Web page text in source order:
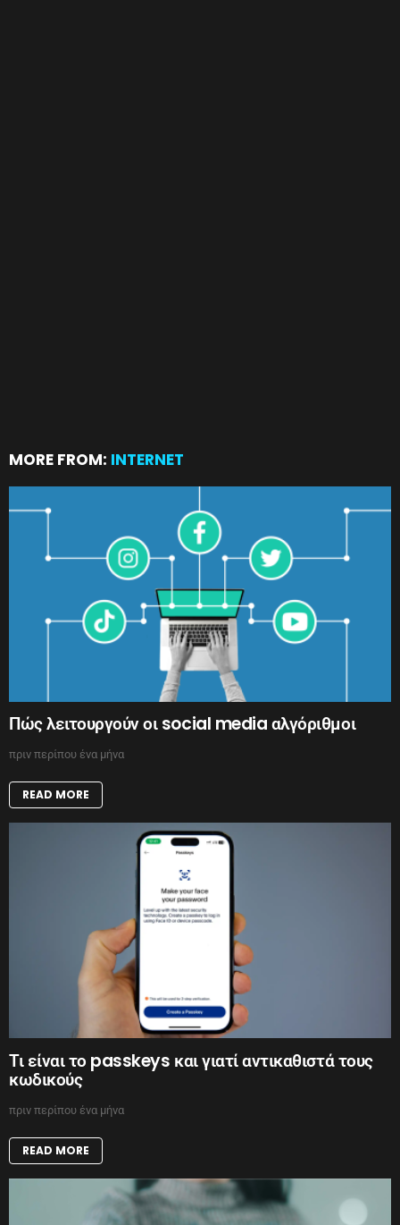
MORE FROM: INTERNET
Πώς λειτουργούν οι social media αλγόριθμοι
πριν περίπου ένα μήνα
READ MORE
Τι είναι το passkeys και γιατί αντικαθιστά τους
κωδικούς
πριν περίπου ένα μήνα
READ MORE